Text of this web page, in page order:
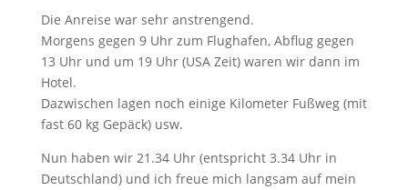
Die Anreise war sehr anstrengend.
Morgens gegen 9 Uhr zum Flughafen, Abflug gegen
13 Uhr und um 19 Uhr (USA Zeit) waren wir dann im
Hotel.
Dazwischen lagen noch einige Kilometer Fußweg (mit
fast 60 kg Gepäck) usw.
Nun haben wir 21.34 Uhr (entspricht 3.34 Uhr in
Deutschland) und ich freue mich langsam auf mein